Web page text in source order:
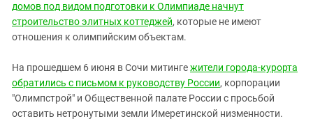
домов под видом подготовки к Олимпиаде начнут
строительство элитных коттеджей, которые не имеют
отношения к олимпийским объектам.
На прошедшем 6 июня в Сочи митингежители города-курорта
обратились с письмом к руководству России, корпорации
"Олимпстрой" и Общественной палате России с просьбой
оставить нетронутыми земли Имеретинской низменности.